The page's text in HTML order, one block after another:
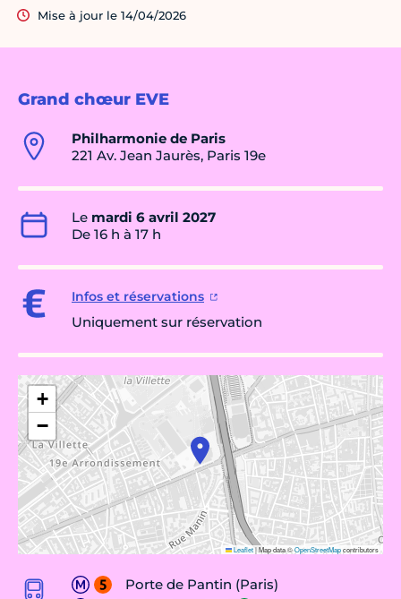
Grand chœur EVE
Philharmonie de Paris
221 Av. Jean Jaurès, Paris 19e
Le mardi 6 avril 2027
De 16 h à 17 h
Infos et réservations
Uniquement sur réservation
+
−
Leaflet|Map data ©OpenStreetMapcontributors
Porte de Pantin (Paris)
Mise à jour le 14/04/2026